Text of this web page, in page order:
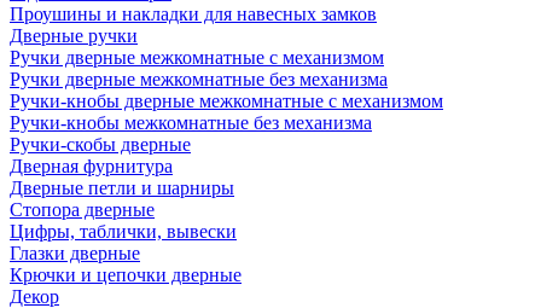
Проушины и накладки для навесных замков
Дверные ручки
Ручки дверные межкомнатные с механизмом
Ручки дверные межкомнатные без механизма
Ручки-кнобы дверные межкомнатные с механизмом
Ручки-кнобы межкомнатные без механизма
Ручки-скобы дверные
Дверная фурнитура
Дверные петли и шарниры
Стопора дверные
Цифры, таблички, вывески
Глазки дверные
Крючки и цепочки дверные
Декор